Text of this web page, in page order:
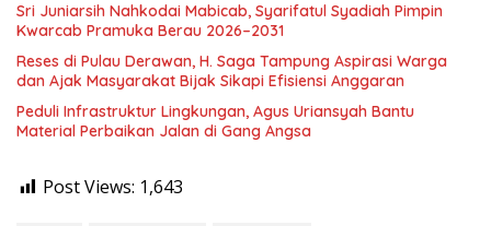
Sri Juniarsih Nahkodai Mabicab, Syarifatul Syadiah Pimpin
Kwarcab Pramuka Berau 2026–2031
Reses di Pulau Derawan, H. Saga Tampung Aspirasi Warga
dan Ajak Masyarakat Bijak Sikapi Efisiensi Anggaran
Peduli Infrastruktur Lingkungan, Agus Uriansyah Bantu
Material Perbaikan Jalan di Gang Angsa
Post Views: 1,643